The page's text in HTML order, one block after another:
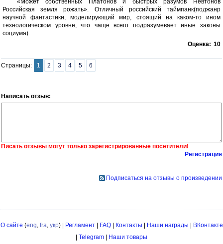
«Может собственных Платонов и быстрых разумов Невтонов
Российская земля рожать». Отличный российский таймпанк(поджанр
научной фантастики, моделирующий мир, стоящий на каком-то ином
технологическом уровне, что чаще всего подразумевает иные законы
социума).
Оценка: 10
Страницы: 1 2 3 4 5 6
Написать отзыв:
Писать отзывы могут только зарегистрированные посетители!
Регистрация
Подписаться на отзывы о произведении
О сайте (eng, fra, укр) | Регламент| FAQ| Контакты Наши награды
ВКонтакте
Telegram Наши товары